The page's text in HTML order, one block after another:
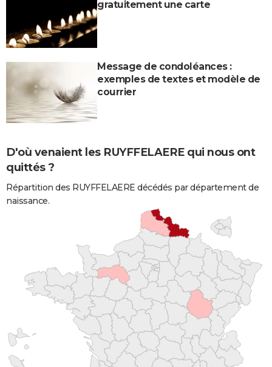
gratuitement une carte
Message de condoléances :
exemples de textes et modèle de
courrier
D'où venaient les RUYFFELAERE qui nous ont
quittés ?
Répartition des RUYFFELAERE décédés par département de
naissance.